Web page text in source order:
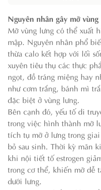
Nguyên nhân gây mỡ
Mỡ vùng lưng có thể xuất
mập. Nguyên nhân phổ
thừa calo kết hợp với lối
xuyên tiêu thụ các thực
ngọt, đồ tráng miệng hay
như cơm trắng, bánh mì
đặc biệt ở vùng lưng.
Bên cạnh đó, yếu tố di
trong việc hình thành mỡ
tích tụ mỡ ở lưng trong
bỏ sau sinh. Thời kỳ mãn
khi nội tiết tố estrogen
trong cơ thể, khiến mỡ dễ
dưới lưng.